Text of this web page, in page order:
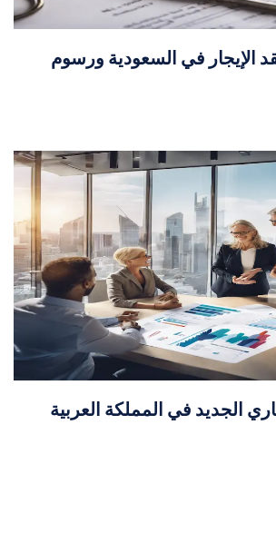
في السعودية ورسوم
الجديد في المملكة العربية